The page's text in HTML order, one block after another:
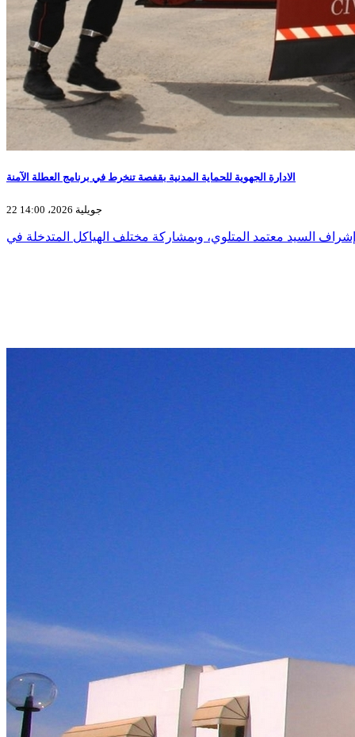
الادارة الجهوية للحماية المدنية بقفصة تنخرط في برنامج العطلة الآمنة
22 جويلية 2026، 14:00